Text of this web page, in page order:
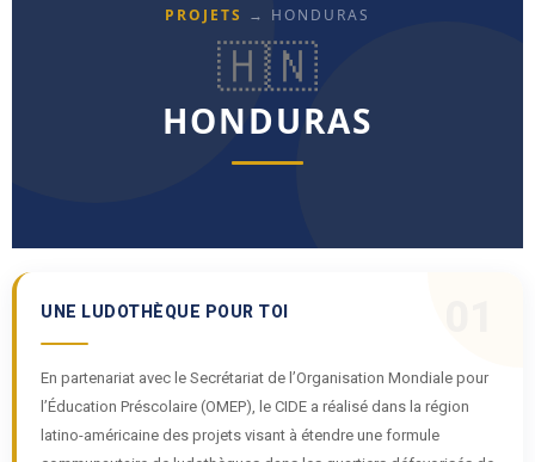
PROJETS → HONDURAS
🇭🇳
HONDURAS
UNE LUDOTHÈQUE POUR TOI
En partenariat avec le Secrétariat de l’Organisation Mondiale pour
l’Éducation Préscolaire (OMEP), le CIDE a réalisé dans la région
latino-américaine des projets visant à étendre une formule